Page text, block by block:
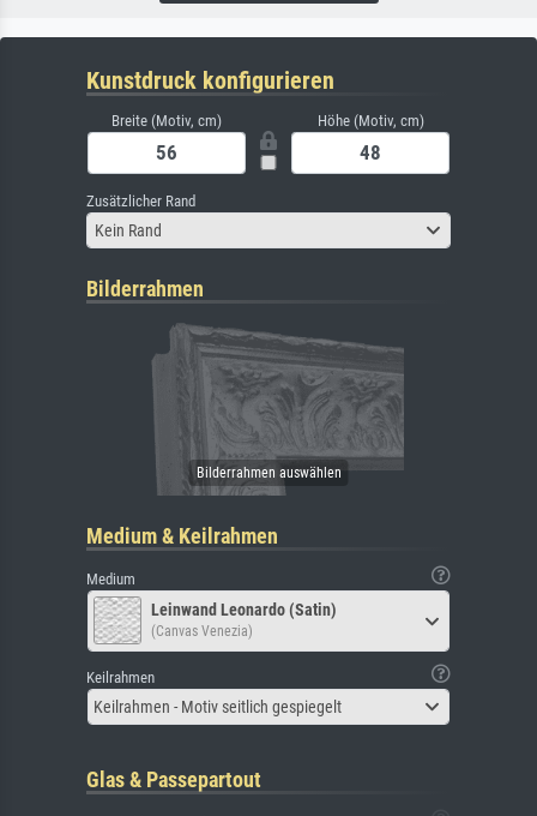
Kunstdruck konfigurieren
Breite (Motiv, cm) Höhe (Motiv, cm)
Zusätzlicher Rand
Kein Rand
Bilderrahmen
Medium & Keilrahmen
Medium
Leinwand Leonardo (Satin)
(Canvas Venezia)
Keilrahmen
Keilrahmen - Motiv seitlich gespiegelt
Glas & Passepartout